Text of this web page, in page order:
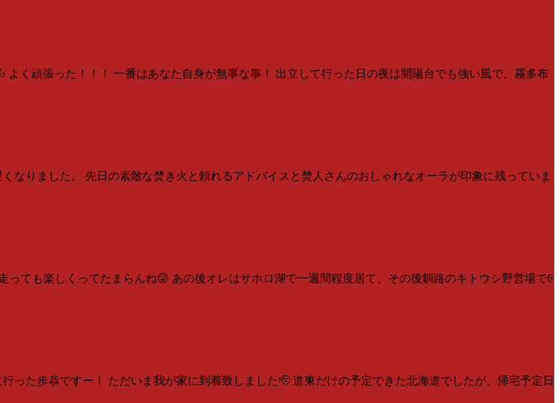
く頑張った！！！ 一番はあなた自身が無事な事！ 出立して行った日の夜は開陽台でも強い風で、霧多布
なりました。 先日の素敵な焚き火と頼れるアドバイスと焚人さんのおしゃれなオーラが印象に残っていま
ても楽しくってたまらんね😛 あの後オレはサホロ湖で一週間程度居て、その後釧路のキトウシ野営場で6
った歩恭ですー！ ただいま我が家に到着致しました🫡 道東だけの予定できた北海道でしたが、帰宅予定日